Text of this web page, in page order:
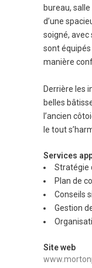
bureau,
d’une
soigné, avec
sont
manière
Derrière les
belles
l’ancien
le tout
Services
Stratégie
Plan de
Conseils
Gestion
Site web